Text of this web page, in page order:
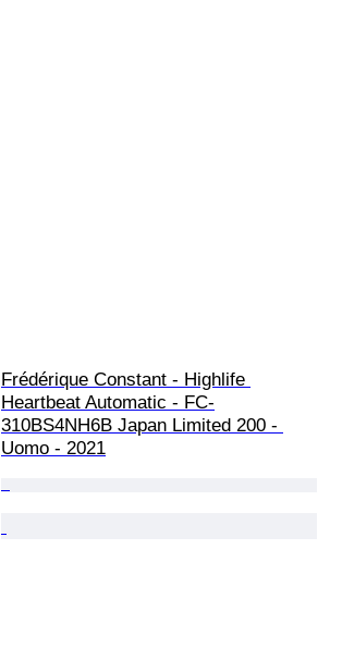
Frédérique Constant - Highlife
Heartbeat Automatic - FC-
310BS4NH6B Japan Limited 200 -
Uomo - 2021